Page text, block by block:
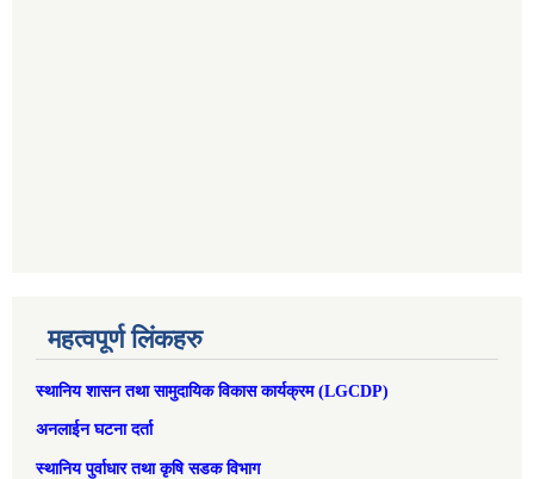
महत्वपूर्ण लिंकहरु
स्थानिय शासन तथा सामुदायिक विकास कार्यक्रम (LGCDP)
अनलाईन घटना दर्ता
स्थानिय पुर्वाधार तथा कृषि सडक विभाग